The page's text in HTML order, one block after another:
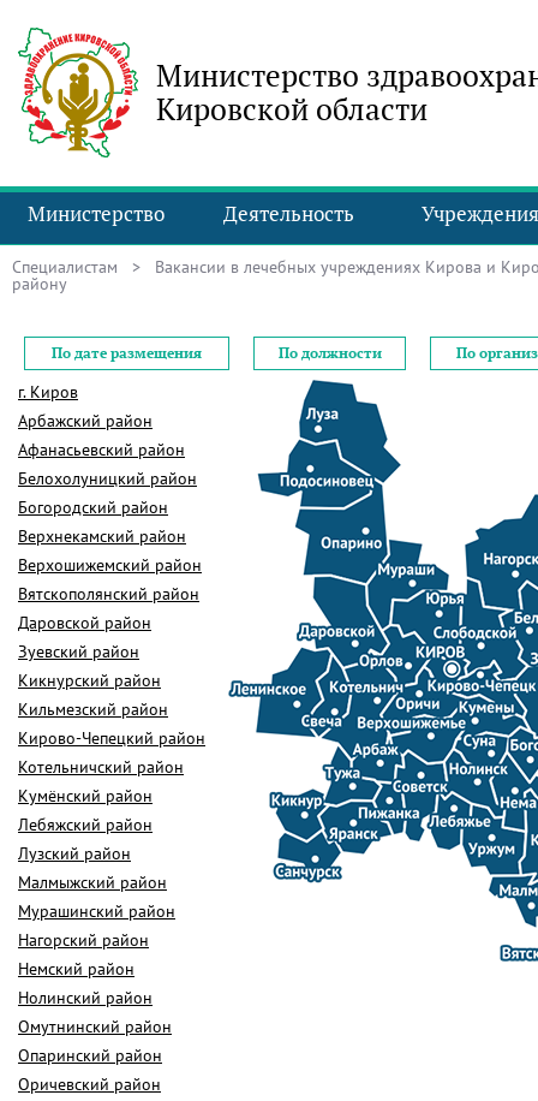
Министерство
Кировской области
Министерство Деятельность Учреждения
Специалистам > Вакансии в лечебных учреждениях Кирова и
району
По дате размещения По должности По
г. Киров
Арбажский район
Афанасьевский район
Белохолуницкий район
Богородский район
Верхнекамский район
Верхошижемский район
Вятскополянский район
Даровской район
Зуевский район
Кикнурский район
Кильмезский район
Кирово-Чепецкий район
Котельничский район
Кумёнский район
Лебяжский район
Лузский район
Малмыжский район
Мурашинский район
Нагорский район
Немский район
Нолинский район
Омутнинский район
Опаринский район
Оричевский район